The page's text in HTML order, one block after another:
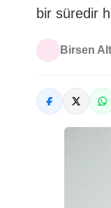
bir süredir
Birsen